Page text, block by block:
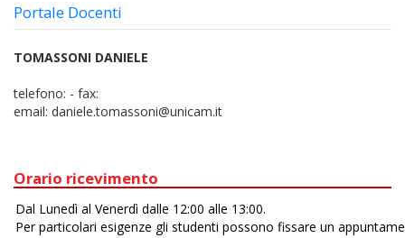
Portale Docenti
TOMASSONI DANIELE
telefono: - fax:
email: daniele.tomassoni@unicam.it
Orario ricevimento